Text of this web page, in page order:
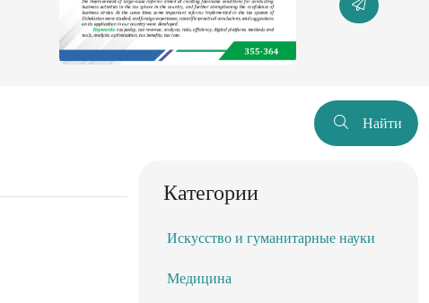
Найти
Категории
Искусство и гуманитарные науки
Медицина